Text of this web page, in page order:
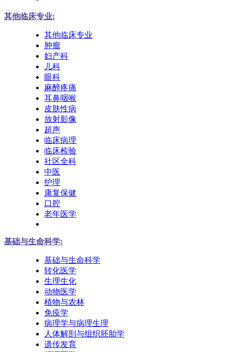
其他临床专业:
其他临床专业
肿瘤
妇产科
儿科
眼科
麻醉疼痛
耳鼻咽喉
皮肤性病
放射影像
超声
临床病理
临床检验
社区全科
中医
护理
康复保健
口腔
老年医学
基础与生命科学:
基础与生命科学
转化医学
生理生化
动物医学
植物与农林
免疫学
病理学与病理生理
人体解剖与组织胚胎学
遗传发育